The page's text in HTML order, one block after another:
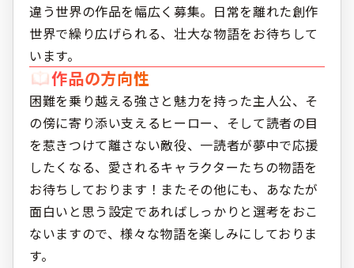
違う世界の作品を幅広く募集。日常を離れた創作
世界で繰り広げられる、壮大な物語をお待ちして
います。
作品の方向性
困難を乗り越える強さと魅力を持った主人公、そ
の傍に寄り添い支えるヒーロー、そして読者の目
を惹きつけて離さない敵役、一読者が夢中で応援
したくなる、愛されるキャラクターたちの物語を
お待ちしております！またその他にも、あなたが
面白いと思う設定であればしっかりと選考をおこ
ないますので、様々な物語を楽しみにしておりま
す。